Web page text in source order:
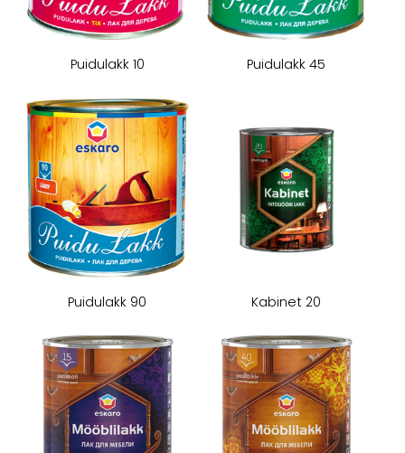
Puidulakk 10 Puidulakk 45
Puidulakk 90 Kabinet 20